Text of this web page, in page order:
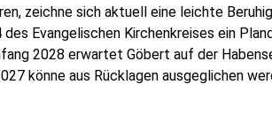
zeichne sich aktuell eine leichte
des Evangelischen Kirchenkreises ein
2028 erwartet Göbert auf der
könne aus Rücklagen ausgeglichen